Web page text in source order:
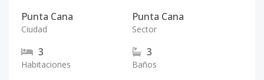
Punta Cana
Ciudad
Punta Cana
Sector
3
Habitaciones
3
Baños